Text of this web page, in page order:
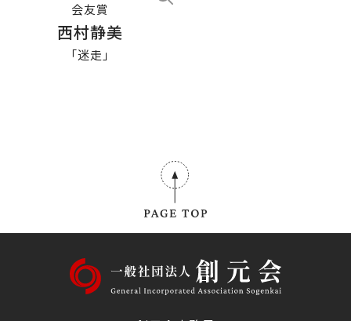
会友賞
西村静美
「迷走」